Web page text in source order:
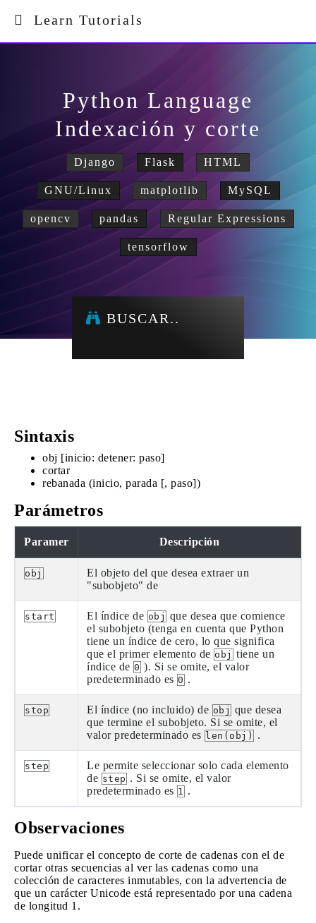
Learn Tutorials
Python Language
Indexación y corte
Django Flask HTML
GNU/Linux matplotlib MySQL
opencv pandas Regular Expressions
tensorflow
BUSCAR..
Sintaxis
obj [inicio: detener: paso]
cortar
rebanada (inicio, parada [, paso])
Parámetros
Paramer Descripción
obj
El objeto del que desea extraer un
"subobjeto" de
start El índice de obj que desea que comience
el subobjeto (tenga en cuenta que Python
tiene un índice de cero, lo que significa
que el primer elemento de obj tiene un
índice de 0 ). Si se omite, el valor
predeterminado es 0 .
stop El índice (no incluido) de obj que desea
que termine el subobjeto. Si se omite, el
valor predeterminado es len(obj) .
step
Le permite seleccionar solo cada elemento
de step . Si se omite, el valor
predeterminado es 1 .
Observaciones
Puede unificar el concepto de corte de cadenas con el de
cortar otras secuencias al ver las cadenas como una
colección de caracteres inmutables, con la advertencia de
que un carácter Unicode está representado por una cadena
de longitud 1.